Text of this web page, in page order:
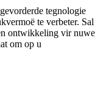
tegnologie
te verbeter. Sal
ontwikkeling vir nuwe
om op u